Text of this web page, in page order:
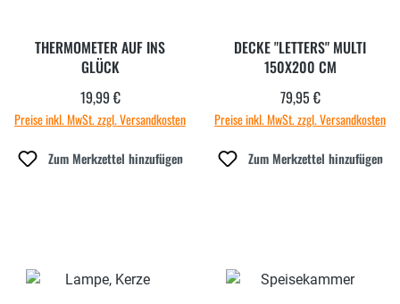
THERMOMETER AUF INS
GLÜCK
Regulärer Preis:
19,99 €
Preise inkl. MwSt. zzgl. Versandkosten
Zum Merkzettel hinzufügen
DECKE "LETTERS" MULTI
150X200 CM
Regulärer Preis:
79,95 €
Preise inkl. MwSt. zzgl. Versandkosten
Zum Merkzettel hinzufügen